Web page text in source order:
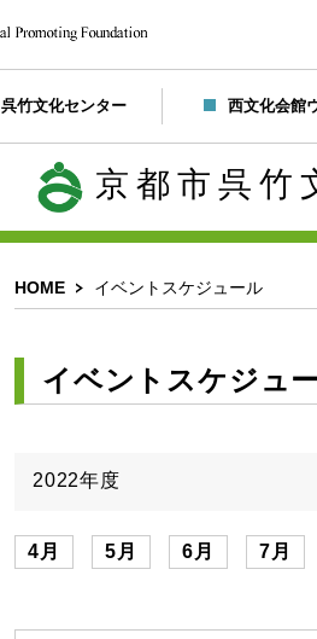
呉竹文化センター 西文化会館
京都市呉竹
HOME イベントスケジュール
イベントスケジュ
2022年度
4月 5月 6月 7月